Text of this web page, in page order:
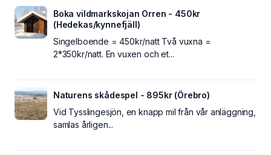
Boka vildmarkskojan Orren - 450kr
(Hedekas/kynnefjäll)
Singelboende = 450kr/natt Två vuxna =
2*350kr/natt. En vuxen och et...
Naturens skådespel - 895kr (Örebro)
Vid Tysslingesjön, en knapp mil från vår anläggning,
samlas årligen...